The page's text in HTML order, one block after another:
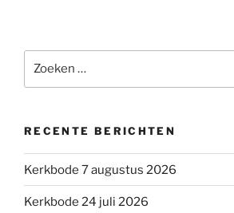
naar:
RECENTE BERICHTEN
Kerkbode 7 augustus 2026
Kerkbode 24 juli 2026